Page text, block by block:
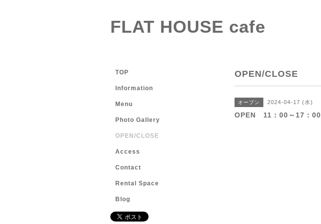
FLAT HOUSE cafe
OPEN/CLOSE
オープン 2024-04-17 (水)
OPEN 11：00～17：00
TOP
Information
Menu
Photo Gallery
OPEN/CLOSE
Access
Contact
Rental Space
Blog